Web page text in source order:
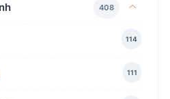
408
114
111